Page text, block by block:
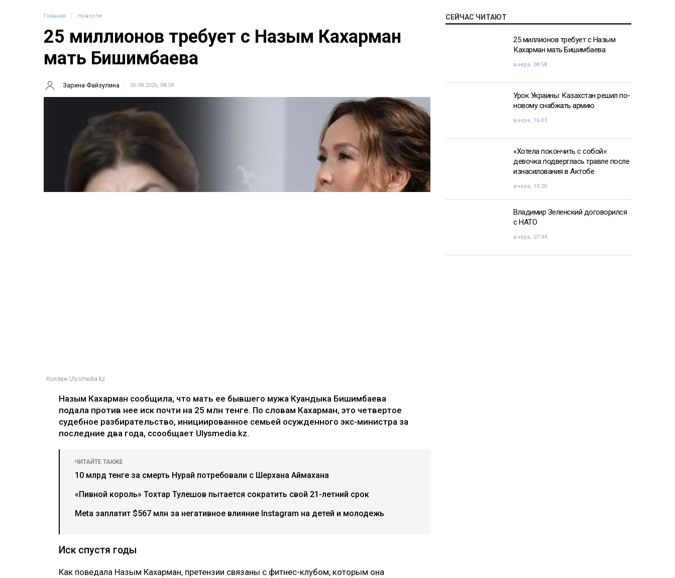
Главная Новости
25 миллионов требует с Назым Кахарман
мать Бишимбаева
Зарина Файзулина 06.08.2026, 08:58
Коллаж Ulysmedia.kz
Назым Кахарман сообщила, что мать ее бывшего мужа Куандыка Бишимбаева
подала против нее иск почти на 25 млн тенге. По словам Кахарман, это четвертое
судебное разбирательство, инициированное семьей осужденного экс-министра за
последние два года, ссообщает Ulysmedia.kz.
ЧИТАЙТЕ ТАКЖЕ
10 млрд тенге за смерть Нурай потребовали с Шерхана Аймахана
«Пивной король» Тохтар Тулешов пытается сократить свой 21-летний срок
Meta заплатит $567 млн за негативное влияние Instagram на детей и молодежь
Иск спустя годы
Как поведала Назым Кахарман, претензии связаны с фитнес-клубом, которым она
СЕЙЧАС ЧИТАЮТ
25 миллионов требует с Назым
Кахарман мать Бишимбаева
вчера, 08:58
Урок Украины: Казахстан решил по-
новому снабжать армию
вчера, 16:03
«Хотела покончить с собой»:
девочка подверглась травле после
изнасилования в Актобе
вчера, 10:20
Владимир Зеленский договорился
с НАТО
вчера, 07:44